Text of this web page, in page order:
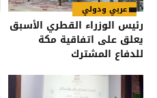
عربي ودولي
رئيس الوزراء القطري الأسبق
يعلق على اتفاقية مكة
للدفاع المشترك